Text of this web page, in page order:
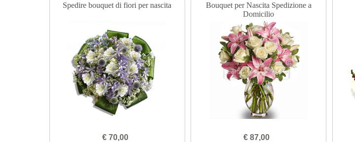
Spedire bouquet di fiori per nascita
€ 70,00
Bouquet per Nascita Spedizione a
Domicilio
€ 87,00